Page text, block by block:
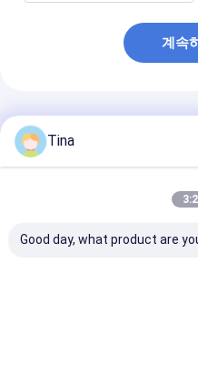
계속
추천된 제품
Tina
Good day, what product are